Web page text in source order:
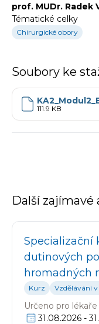
prof. MUDr. Radek
Tématické celky
Chirurgické obory
Soubory ke
111.9 KB
Další zajímavé
Specializační
dutinových
hromadných
Kurz
Vzdělávání
Určeno pro
31.08.2026 -